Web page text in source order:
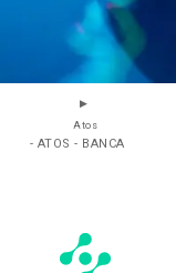
Atos
- ATOS - BANCA